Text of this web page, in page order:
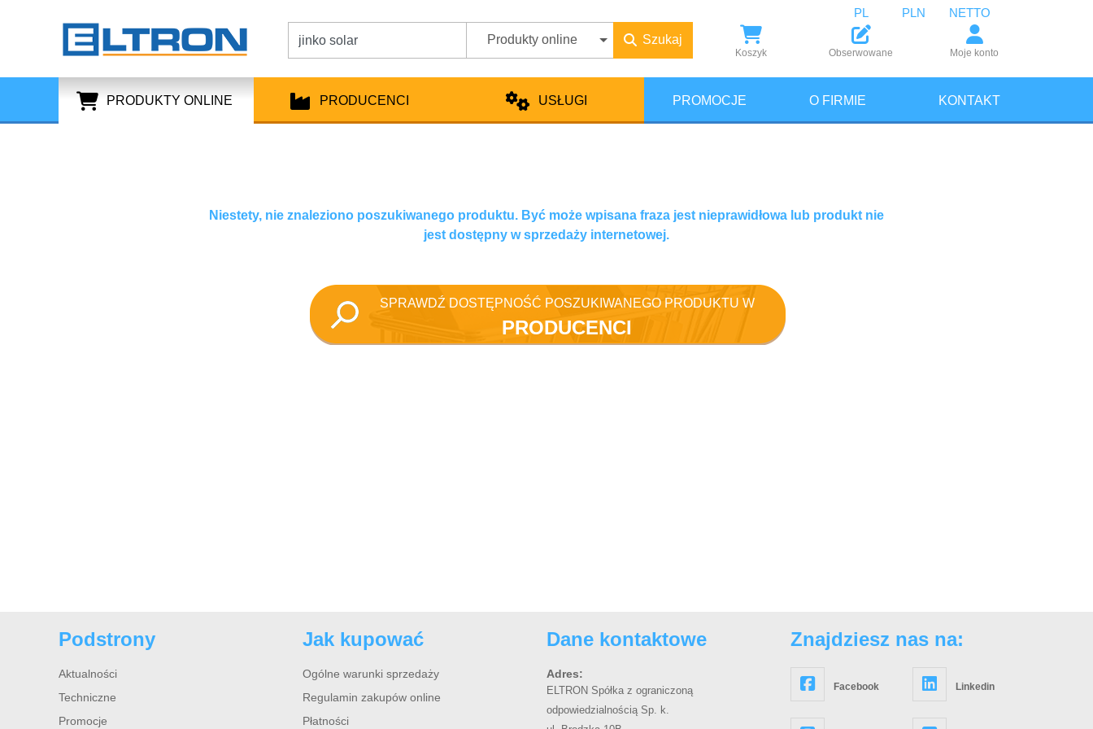
Produkty online Szukaj
Koszyk Obserwowane Moje konto
PL PLN NETTO
PRODUKTY ONLINE PRODUCENCI USŁUGI PROMOCJE O FIRMIE KONTAKT
Niestety, nie znaleziono poszukiwanego produktu. Być może wpisana fraza jest nieprawidłowa lub produkt nie
jest dostępny w sprzedaży internetowej.
SPRAWDŹ DOSTĘPNOŚĆ POSZUKIWANEGO PRODUKTU W
PRODUCENCI
Podstrony
Aktualności
Techniczne
Promocje
Jak kupować
Ogólne warunki sprzedaży
Regulamin zakupów online
Płatności
Dane kontaktowe
Adres:
ELTRON Spółka z ograniczoną
odpowiedzialnością Sp. k.
Znajdziesz nas na:
Facebook Linkedin